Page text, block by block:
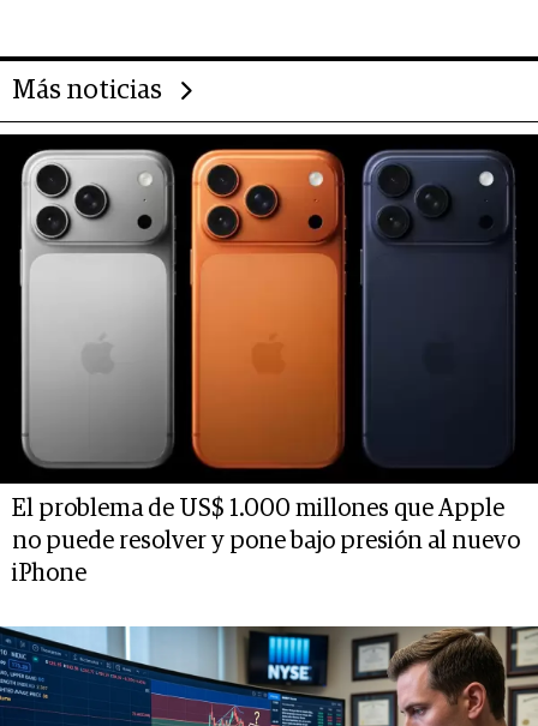
Más noticias
El problema de US$ 1.000 millones que Apple
no puede resolver y pone bajo presión al nuevo
iPhone